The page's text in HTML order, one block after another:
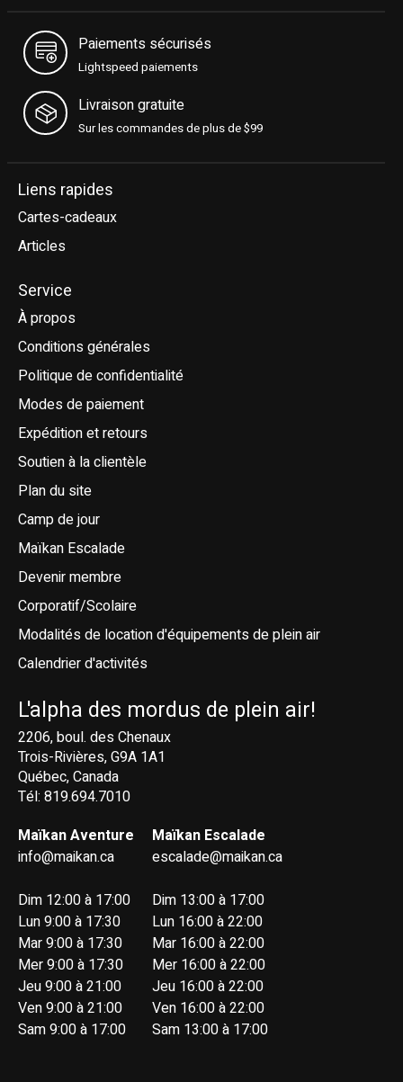
Paiements sécurisés
Lightspeed paiements
Livraison gratuite
Sur les commandes de plus de $99
Liens rapides
Cartes-cadeaux
Articles
Service
À propos
Conditions générales
Politique de confidentialité
Modes de paiement
Expédition et retours
Soutien à la clientèle
Plan du site
Camp de jour
Maïkan Escalade
Devenir membre
Corporatif/Scolaire
Modalités de location d'équipements de plein air
Calendrier d'activités
L'alpha des mordus de plein air!
2206, boul. des Chenaux
Trois-Rivières, G9A 1A1
Québec, Canada
Tél: 819.694.7010
Maïkan Aventure
info@maikan.ca
Dim 12:00 à 17:00
Lun 9:00 à 17:30
Mar 9:00 à 17:30
Mer 9:00 à 17:30
Jeu 9:00 à 21:00
Ven 9:00 à 21:00
Sam 9:00 à 17:00
Maïkan Escalade
escalade@maikan.ca
Dim 13:00 à 17:00
Lun 16:00 à 22:00
Mar 16:00 à 22:00
Mer 16:00 à 22:00
Jeu 16:00 à 22:00
Ven 16:00 à 22:00
Sam 13:00 à 17:00